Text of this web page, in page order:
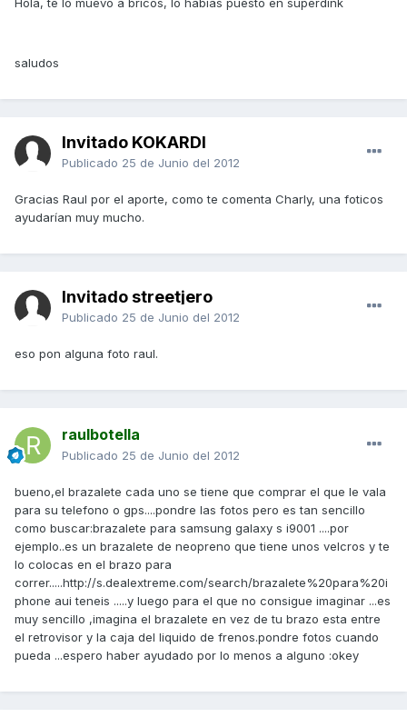
Hola, te lo muevo a bricos, lo habias puesto en superdink
saludos
Invitado KOKARDI
Publicado 25 de Junio del 2012
Gracias Raul por el aporte, como te comenta Charly, una foticos
ayudarían muy mucho.
Invitado streetjero
Publicado 25 de Junio del 2012
eso pon alguna foto raul.
raulbotella
Publicado 25 de Junio del 2012
bueno,el brazalete cada uno se tiene que comprar el que le vala
para su telefono o gps....pondre las fotos pero es tan sencillo
como buscar:brazalete para samsung galaxy s i9001 ....por
ejemplo..es un brazalete de neopreno que tiene unos velcros y te
lo colocas en el brazo para
correr.....http://s.dealextreme.com/search/brazalete%20para%20i
phone aui teneis .....y luego para el que no consigue imaginar ...es
muy sencillo ,imagina el brazalete en vez de tu brazo esta entre
el retrovisor y la caja del liquido de frenos.pondre fotos cuando
pueda ...espero haber ayudado por lo menos a alguno :okey